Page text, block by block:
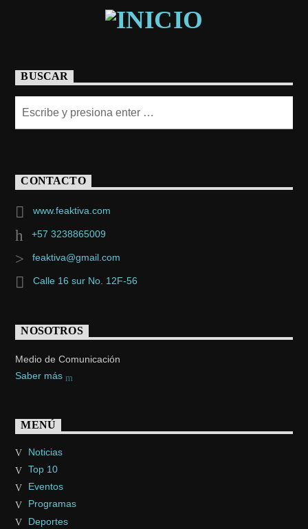
BUSCAR
CONTACTO
www.feaktiva.com
+57 3238865009
feaktiva@gmail.com
Calle 16 sur No. 12F-56
NOSOTROS
Medio de Comunicación
Saber más
MENÚ
Noticias
Top 10
Eventos
Programas
Deportes